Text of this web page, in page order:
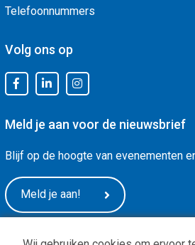
Telefoonnummers
Volg ons op
Meld je aan voor de nieuwsbrief
Blijf op de hoogte van evenementen
Meld je aan!